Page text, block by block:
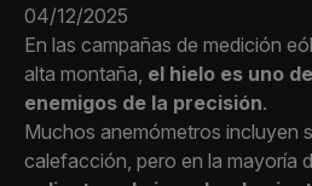
04/12/2025
En las campañas de medición
alta montaña, el hielo es uno
enemigos de la precisión.
Muchos anemómetros incluyen
calefacción, pero en la mayoría